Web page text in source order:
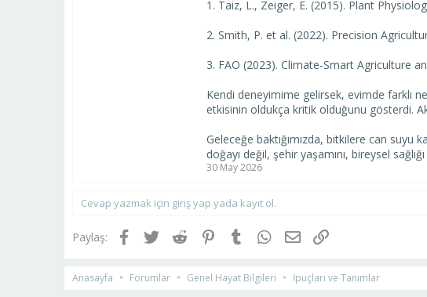
1. Taiz, L., Zeiger, E. (2015). Plant
2. Smith, P. et al. (2022). Precision
3. FAO (2023). Climate-Smart Agriculture
Kendi deneyimime gelirsek, evimde farklı
etkisinin oldukça kritik olduğunu gösterdi.
Geleceğe baktığımızda, bitkilere can suyu
doğayı değil, şehir yaşamını, bireysel
30 May 2026
Cevap yazmak için giriş yap yada kayıt ol.
Paylaş: Facebook
TwitterReddit PinterestTumblrWhatsApp
E-postaLink
Anasayfa Forumlar Genel Hayat Bilgileri İpuçları ve Tanımlar